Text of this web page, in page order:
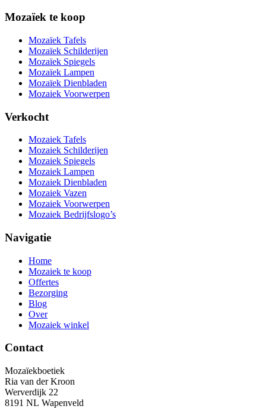
Mozaïek te koop
Mozaïek Tafels
Mozaïek Schilderijen
Mozaïek Spiegels
Mozaïek Lampen
Mozaïek Dienbladen
Mozaiek Voorwerpen
Verkocht
Mozaiek Tafels
Mozaiek Schilderijen
Mozaiek Spiegels
Mozaiek Lampen
Mozaiek Dienbladen
Mozaiek Vazen
Mozaiek Voorwerpen
Mozaiek Bedrijfslogo’s
Navigatie
Home
Mozaiek te koop
Offertes
Bezorging
Blog
Over
Mozaiek winkel
Contact
Mozaïekboetiek
Ria van der Kroon
Werverdijk 22
8191 NL Wapenveld